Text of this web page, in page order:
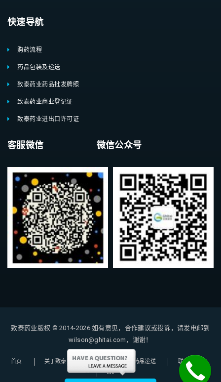
快速导航
购药流程
药品包装及递送
致泰药业药品批发牌照
致泰药业商业登记证
致泰药业进出口许可证
客服微信 微信公众号
致泰药业版权 © 2014-2026如有意见，合作建议或投诉，请发电邮到
wilson@ghitai.com，谢谢！
首页 关于致泰 购药指南 药品递送
联系我们
EN